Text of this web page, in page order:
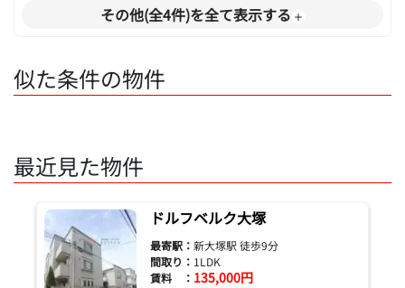
その他(全4件)を全て表示する
似た条件の物件
最近見た物件
ドルフベルク大塚
最寄駅： 新大塚駅 徒歩9分
間取り： 1LDK
賃料 ： 135,000円